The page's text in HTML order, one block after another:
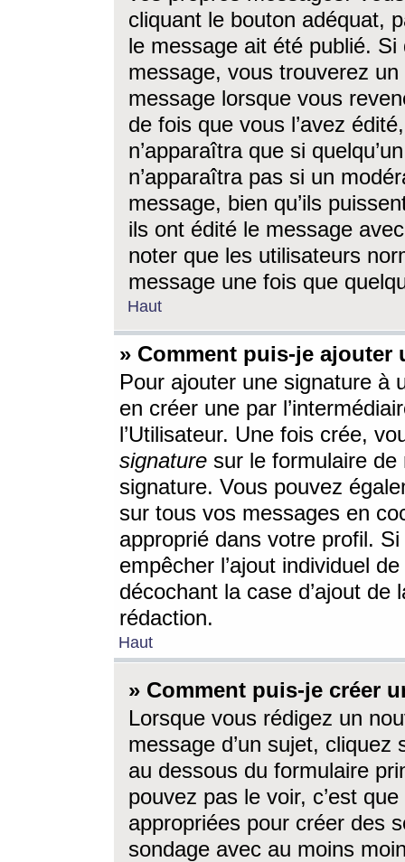
cliquant le bouton adéquat,
le message ait été publié. Si
message, vous trouverez
message lorsque vous
de fois que vous l’avez
n’apparaîtra que si
n’apparaîtra pas si un
message, bien qu’ils
ils ont édité le message
noter que les utilisateurs
message une fois que
Haut
» Comment puis-je ajouter
Pour ajouter une signature à
en créer une par
l’Utilisateur. Une fois crée,
signature sur le formulaire de
signature. Vous pouvez
sur tous vos messages en
approprié dans votre profil.
empêcher l’ajout individuel
décochant la case d’ajout
rédaction.
Haut
» Comment puis-je créer
Lorsque vous rédigez un
message d’un sujet, cliquez
au dessous du formulaire
pouvez pas le voir, c’est
appropriées pour créer des
sondage avec au moins